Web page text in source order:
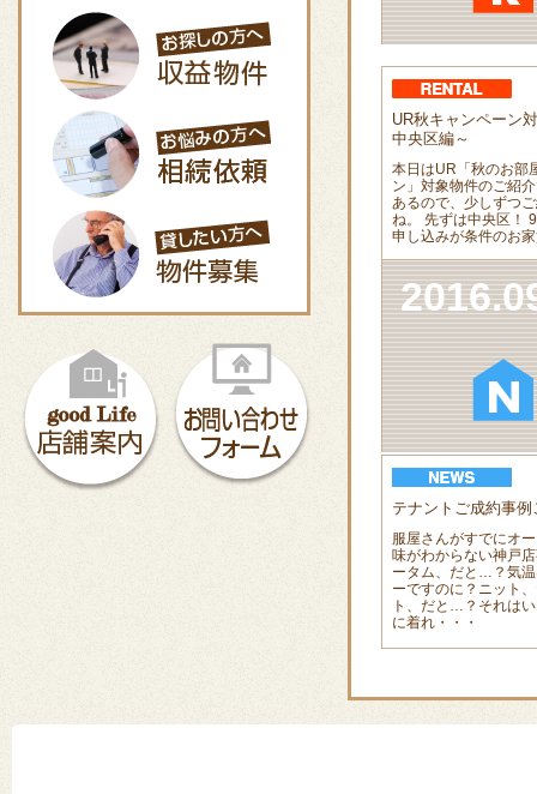
UR秋キャンペーン
中央区編～
本日はUR「秋のお部
ン」対象物件のご紹
あるので、少しずつ
ね。 先ずは中央区！
申し込みが条件のお
テナントご成約事例
服屋さんがすでにオ
味がわからない神戸
ータム、だと…？気
ーですのに？ニット
ト、だと…？それは
に着れ・・・